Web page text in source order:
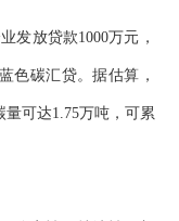
发放贷款1000万元，
色碳汇贷。据估算，
可达1.75万吨，可累